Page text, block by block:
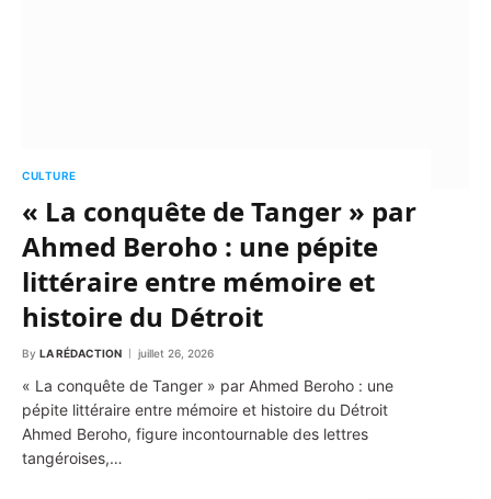
CULTURE
« La conquête de Tanger » par
Ahmed Beroho : une pépite
littéraire entre mémoire et
histoire du Détroit
By LA RÉDACTION juillet 26, 2026
« La conquête de Tanger » par Ahmed Beroho : une
pépite littéraire entre mémoire et histoire du Détroit
Ahmed Beroho, figure incontournable des lettres
tangéroises,…